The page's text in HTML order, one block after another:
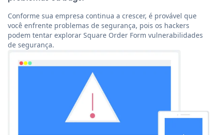
Conforme sua empresa continua a crescer, é provável que
você enfrente problemas de segurança, pois os hackers
podem tentar explorar Square Order Form vulnerabilidades
de segurança.